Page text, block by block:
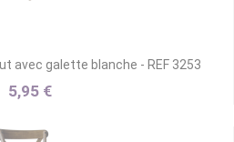
avec galette blanche - REF 3253
5,95 €